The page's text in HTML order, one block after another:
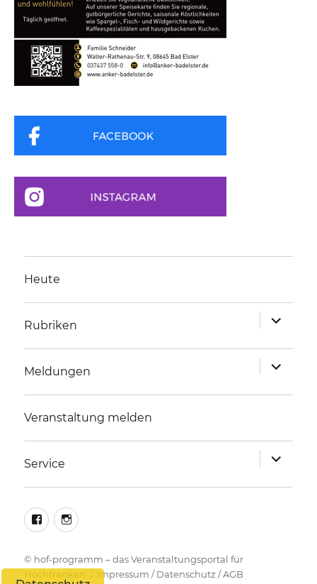
Heute
Rubriken
anzeigen
Meldungen
anzeigen
Veranstaltung melden
Service
anzeigen
facebookinstagram
© hof-programm – das Veranstaltungsportal für
Hochfranken
Impressum /Datenschutz /AGB